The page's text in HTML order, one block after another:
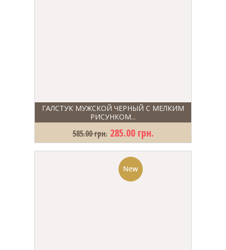
ГАЛСТУК МУЖСКОЙ ЧЕРНЫЙ С МЕЛКИМ
РИСУНКОМ...
585.00 грн. 285.00 грн.